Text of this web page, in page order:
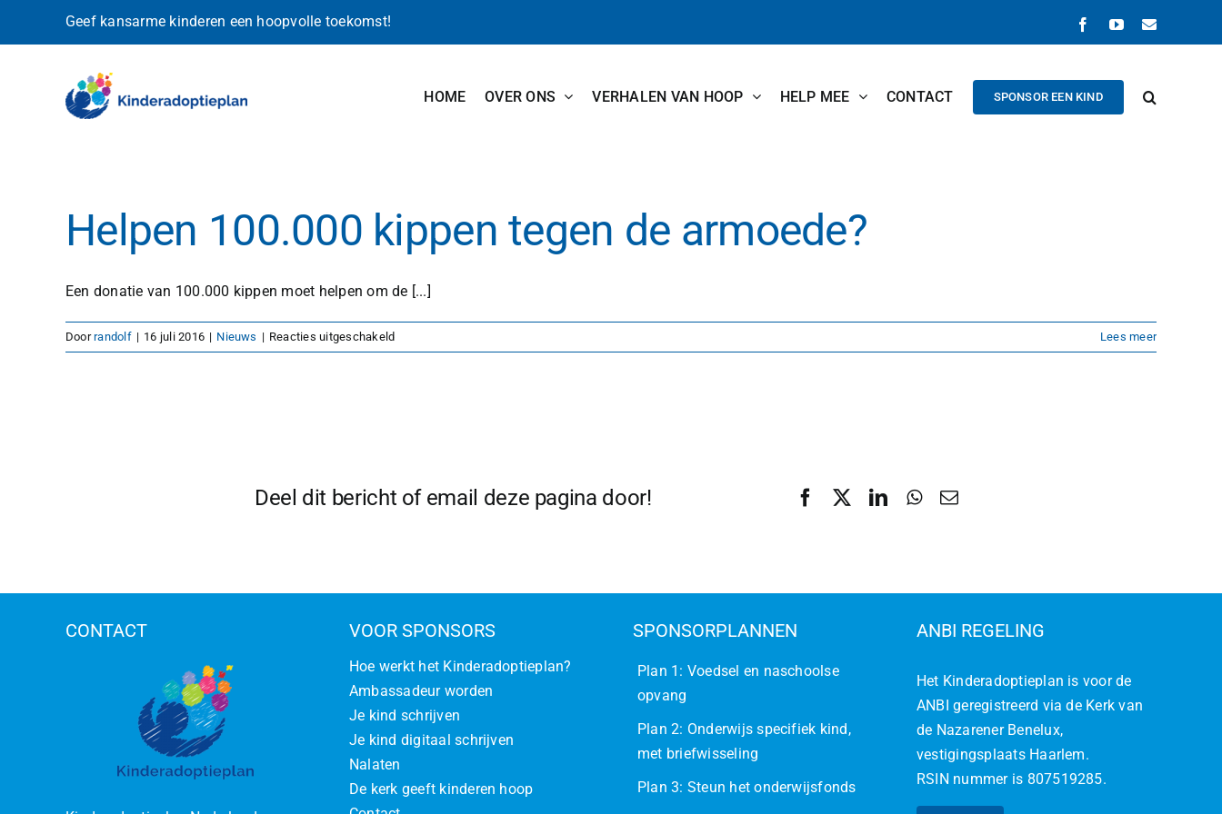
Geef kansarme kinderen een hoopvolle toekomst! FacebookYouTube
E-
HOME OVER ONS VERHALEN VAN HOOP HELP MEE CONTACT SPONSOR EEN KIND
Helpen 100.000 kippen tegen de armoede?
Een donatie van 100.000 kippen moet helpen om de [...]
Doorrandolf | 16 juli 2016 | Nieuws | Reacties uitgeschakeldvoor
Helpen
Lees meer
Deel dit bericht of email deze pagina door!
CONTACT VOOR SPONSORS
Hoe werkt het Kinderadoptieplan?
Ambassadeur worden
Je kind schrijven
Je kind digitaal schrijven
Nalaten
De kerk geeft kinderen hoop
SPONSORPLANNEN
Plan 1: Voedsel en naschoolse
opvang
Plan 2: Onderwijs specifiek kind,
met briefwisseling
Plan 3: Steun het onderwijsfonds
ANBI REGELING
Het Kinderadoptieplan is voor de
ANBI geregistreerd via de Kerk van
de Nazarener Benelux,
vestigingsplaats Haarlem.
RSIN nummer is 807519285.